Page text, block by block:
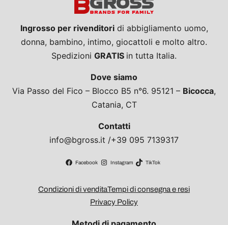
Ingrosso per rivenditoridi abbigliamento uomo,
donna, bambino, intimo, giocattoli e molto altro.
Spedizioni GRATIS in tutta Italia.
Dove siamo
Via Passo del Fico – Blocco B5 n°6. 95121 – Bicocca,
Catania, CT
Contatti
info@bgross.it /+39 095 7139317
Facebook Instagram TikTok
Condizioni di venditaTempi di consegna e resi
Privacy Policy